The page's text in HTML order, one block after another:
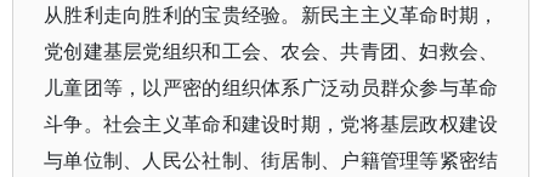
从胜利走向胜利的宝贵经验。新民主主义革命时期，
党创建基层党组织和工会、农会、共青团、妇救会、
儿童团等，以严密的组织体系广泛动员群众参与革命
斗争。社会主义革命和建设时期，党将基层政权建设
与单位制、人民公社制、街居制、户籍管理等紧密结